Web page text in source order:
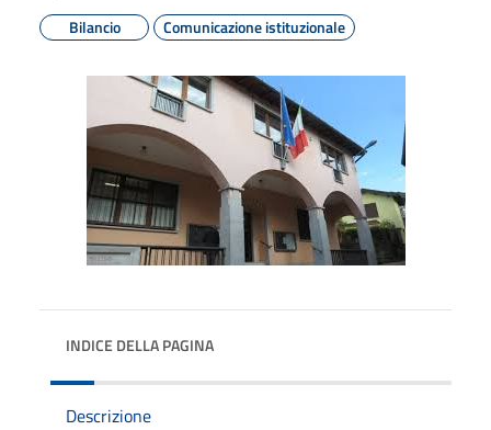
Bilancio
Comunicazione istituzionale
INDICE DELLA PAGINA
Descrizione